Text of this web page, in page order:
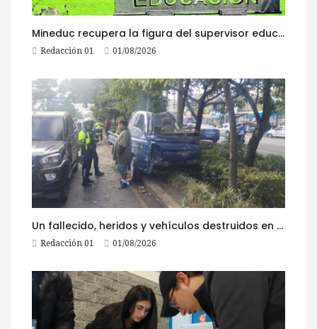
Mineduc recupera la figura del supervisor educativo con 968 plazas
Redacción 01 01/08/2026
Un fallecido, heridos y vehículos destruidos en accidentes registrados este 1 de agosto
Redacción 01 01/08/2026